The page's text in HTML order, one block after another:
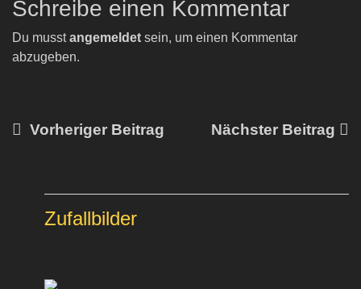
Schreibe einen Kommentar
Du musstangemeldet sein, um einen Kommentar
abzugeben.
Vorheriger Beitrag Nächster Beitrag
Zufallbilder